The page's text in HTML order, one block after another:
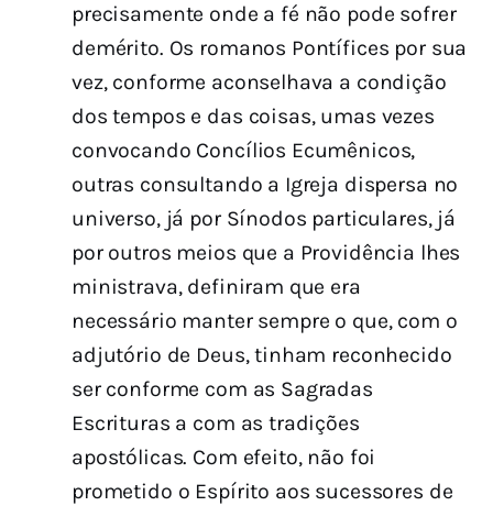
precisamente onde a fé não pode sofrer
demérito. Os romanos Pontífices por sua
vez, conforme aconselhava a condição
dos tempos e das coisas, umas vezes
convocando Concílios Ecumênicos,
outras consultando a Igreja dispersa no
universo, já por Sínodos particulares, já
por outros meios que a Providência lhes
ministrava, definiram que era
necessário manter sempre o que, com o
adjutório de Deus, tinham reconhecido
ser conforme com as Sagradas
Escrituras a com as tradições
apostólicas. Com efeito, não foi
prometido o Espírito aos sucessores de